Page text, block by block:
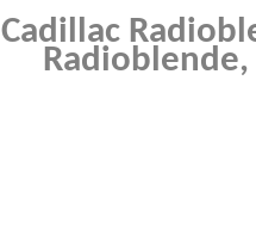
Cadillac